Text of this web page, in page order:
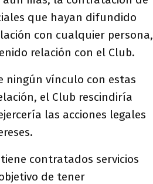
que hayan difundido
con cualquier persona,
relación con el Club.
ningún vínculo con estas
el Club rescindiría
las acciones legales
contratados servicios
de tener